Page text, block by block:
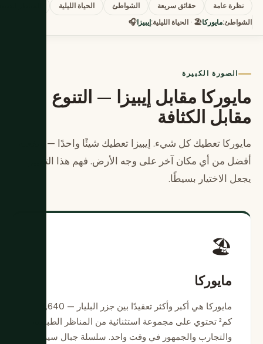
نظرة عامة حقائق سريعة الشواطئ الحياة الليلية
الشواطئ:مايوركا🏖️ · الحياة الليلية:إيبيزا🎧
الصورة الكبيرة
مايوركا مقابل إيبيزا — التنوع
مقابل الكثافة
مايوركا تعطيك كل شيء. إيبيزا تعطيك شيئًا واحدًا — وتفعله
أفضل من أي مكان آخر على وجه الأرض. فهم هذا التمييز
يجعل الاختيار بسيطًا.
🏖️
مايوركا
مايوركا هي أكبر وأكثر تعقيدًا بين جزر البليار — 3,640
كم² تحتوي على مجموعة استثنائية من المناظر الطبيعية
والتجارب والجمهور في وقت واحد. سلسلة جبال سيرا